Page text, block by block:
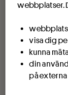
webbplatser.
visa dig
kunna
din
på